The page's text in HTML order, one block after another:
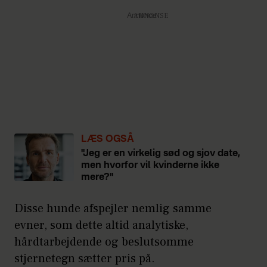
Annonce
LÆS OGSÅ
"Jeg er en virkelig sød og sjov date,
men hvorfor vil kvinderne ikke
mere?"
Disse hunde afspejler nemlig samme
evner, som dette altid analytiske,
hårdtarbejdende og beslutsomme
stjernetegn sætter pris på.